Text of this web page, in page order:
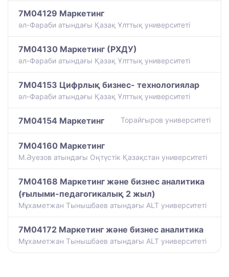
7M04129 Маркетинг
әл-Фараби атындағы Қазақ Ұлттық университеті
7M04130 Маркетинг (РХДУ)
әл-Фараби атындағы Қазақ Ұлттық университеті
7M04153 Цифрлық бизнес- технологиялар
әл-Фараби атындағы Қазақ Ұлттық университеті
7M04154 Маркетинг Торайгыров университеті
7M04160 Маркетинг
М.Әуезов атындағы Оңтүстік Қазақстан университеті
7M04168 Маркетинг және бизнес аналитика
(ғылыми-педагогикалық 2 жыл)
Мұхаметжан Тынышбаев атындағы ALT университеті
7M04172 Маркетинг және бизнес аналитика
Мұхаметжан Тынышбаев атындағы ALT университеті